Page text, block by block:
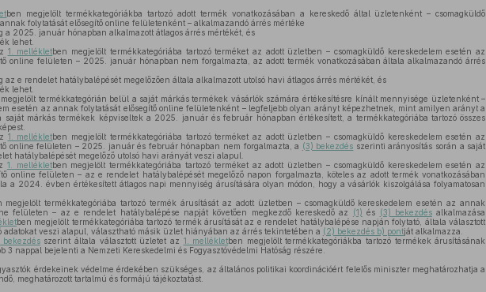
ben megjelölt termékkategóriákba tartozó adott termék vonatkozásában a kereskedő által üzletenként – csomagküldő
folytatását elősegítő online felületenként – alkalmazandó árrés mértéke
a 2025. január hónapban alkalmazott átlagos árrés mértékét, és
lehet.
1. mellékletben megjelölt termékkategóriába tartozó terméket az adott üzletben – csomagküldő kereskedelem esetén az
online felületen – 2025. január hónapban nem forgalmazta, az adott termék vonatkozásában általa alkalmazandó árrés
az e rendelet hatálybalépését megelőzően általa alkalmazott utolsó havi átlagos árrés mértékét, és
lehet.
termékkategórián belül a saját márkás termékek vásárlók számára értékesítésre kínált mennyisége üzletenként –
esetén az annak folytatását elősegítő online felületenként – legfeljebb olyan arányt képezhetnek, mint amilyen arányt a
saját márkás termékek képviseltek a 2025. január és február hónapban értékesített, a termékkategóriába tartozó összes
1. mellékletben megjelölt termékkategóriába tartozó terméket az adott üzletben – csomagküldő kereskedelem esetén az
online felületen – 2025. január és február hónapban nem forgalmazta, a (3) bekezdés szerinti arányosítás során a saját
hatálybalépését megelőző utolsó havi arányát veszi alapul.
1. mellékletben megjelölt termékkategóriába tartozó terméket az adott üzletben – csomagküldő kereskedelem esetén az
online felületen – az e rendelet hatálybalépését megelőző napon forgalmazta, köteles az adott termék vonatkozásában
a 2024. évben értékesített átlagos napi mennyiség árusítására olyan módon, hogy a vásárlók kiszolgálása folyamatosan
megjelölt termékkategóriába tartozó termék árusítását az adott üzletben – csomagküldő kereskedelem esetén az annak
felületen – az e rendelet hatálybalépése napját követően megkezdő kereskedő az
(1) és (3) bekezdésalkalmazása
ben megjelölt termékkategóriába tartozó termék árusítását az e rendelet hatálybalépése napján folytató, általa választott
adatokat veszi alapul, választható másik üzlet hiányában az árrés tekintetében a (2) bekezdés b) pontját alkalmazza.
bekezdésszerint általa választott üzletet az 1. mellékletben megjelölt termékkategóriákba tartozó termékek árusításának
3 nappal bejelenti a Nemzeti Kereskedelmi és Fogyasztóvédelmi Hatóság részére.
érdekeinek védelme érdekében szükséges, az általános politikai koordinációért felelős miniszter meghatározhatja a
meghatározott tartalmú és formájú tájékoztatást.